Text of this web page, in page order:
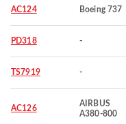
AC124 Boeing 737
PD318 -
TS7919 -
AC126
AIRBUS
A380-800